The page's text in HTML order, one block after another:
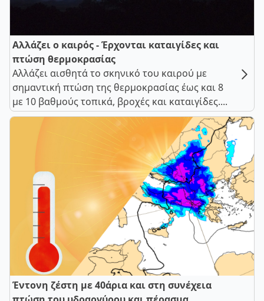
Αλλάζει ο καιρός - Έρχονται καταιγίδες και
πτώση θερμοκρασίας
Αλλάζει αισθητά το σκηνικό του καιρού με
σημαντική πτώση της θερμοκρασίας έως και 8
με 10 βαθμούς τοπικά, βροχές και καταιγίδες....
Έντονη ζέστη με 40άρια και στη συνέχεια